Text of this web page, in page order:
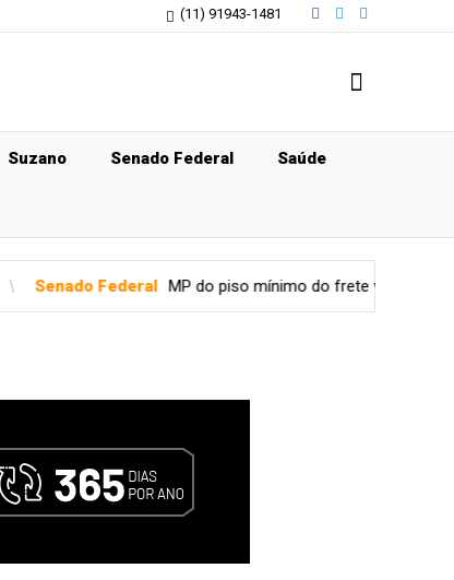
(11) 91943-1481
Suzano Senado Federal Saúde
MP do piso mínimo do frete vira lei; perdão a